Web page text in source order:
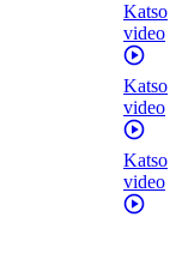
Katso
video
Katso
video
Katso
video